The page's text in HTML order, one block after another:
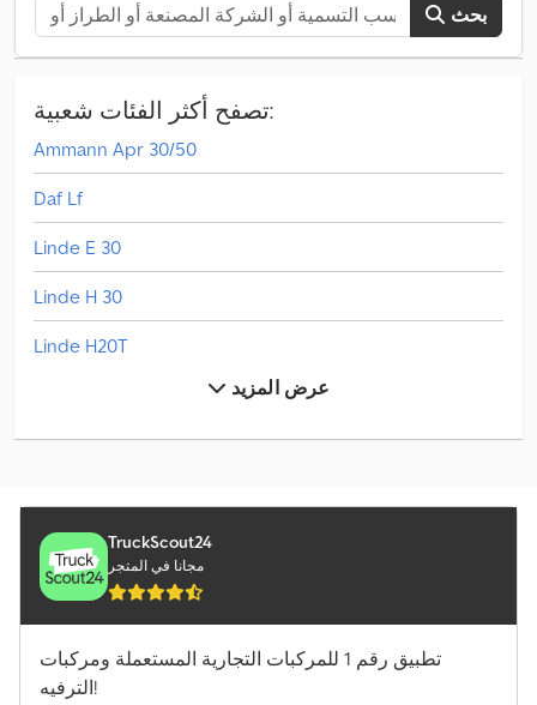
بحث
تصفح أكثر الفئات شعبية:
Ammann Apr 30/50
Daf Lf
Linde E 30
Linde H 30
Linde H20T
Linde L 12
Linde L 16
Linde V
Mercedes-Benz Atego
عرض المزيد
TruckScout24
مجانا في المتجر
تطبيق رقم 1 للمركبات التجارية المستعملة ومركبات
الترفيه!